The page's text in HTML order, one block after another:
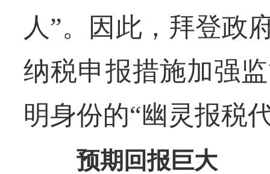
人”。因此，拜登政
纳税申报措施加强
明身份的“幽灵报税
预期回报巨大